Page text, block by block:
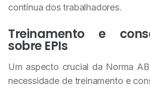
contínua dos trabalhadores.
Treinamento e
sobre EPIs
Um aspecto crucial da Norma
necessidade de treinamento e